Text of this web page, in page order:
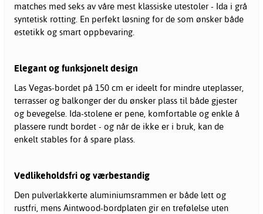
matches med seks av våre mest klassiske utestoler - Ida i grå
syntetisk rotting. En perfekt løsning for de som ønsker både
estetikk og smart oppbevaring.
Elegant og funksjonelt design
Las Vegas-bordet på 150 cm er ideelt for mindre uteplasser,
terrasser og balkonger der du ønsker plass til både gjester
og bevegelse. Ida-stolene er pene, komfortable og enkle å
plassere rundt bordet - og når de ikke er i bruk, kan de
enkelt stables for å spare plass.
Vedlikeholdsfri og værbestandig
Den pulverlakkerte aluminiumsrammen er både lett og
rustfri, mens Aintwood-bordplaten gir en trefølelse uten